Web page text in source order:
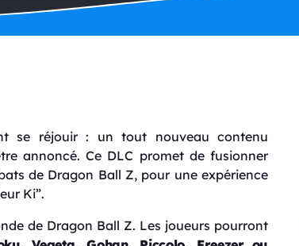
se réjouir : un tout nouveau contenu
annoncé. Ce DLC promet de fusionner
de Dragon Ball Z, pour une expérience
Ki”.
de Dragon Ball Z. Les joueurs pourront